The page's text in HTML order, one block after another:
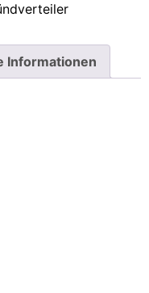
Informationen